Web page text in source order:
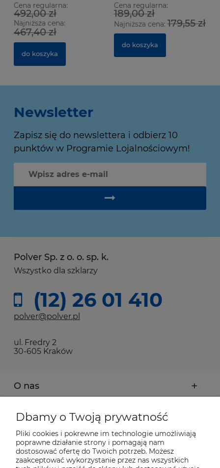
Cena regularna:
492,00 zł
Najniższa cena:
467,40 zł
do koszyka
Cena regularna:
189,00 zł
Najniższa cena:179,55 zł
do koszyka
Newsletter
Zapisz się do newslettera i odbierz 10
punktów w Programie Lojalnościowym!
Polver Sp. z o. o. sp. k.
Wszystko dla szklarzy
(12) 26 01 410
polver@polver.pl
ul. Fredry 2
30-605 Kraków
O nas
Moje konto
Płatności i dostawa
Dbamy o Twoją prywatność
Pliki cookies i pokrewne im technologie umożliwiają
poprawne działanie strony i pomagają nam
dostosować ofertę do Twoich potrzeb. Możesz
zaakceptować wykorzystanie przez nas wszystkich